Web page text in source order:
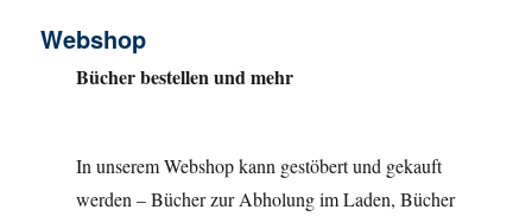
Webshop
Bücher bestellen und mehr
In unserem Webshop kann gestöbert und gekauft
werden – Bücher zur Abholung im Laden, Bücher